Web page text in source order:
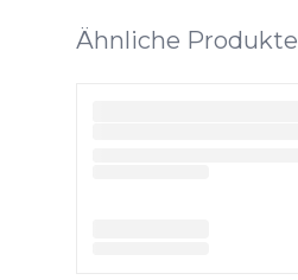
Ähnliche Produkte